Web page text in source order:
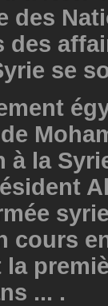
des
se
à la
cours
... .